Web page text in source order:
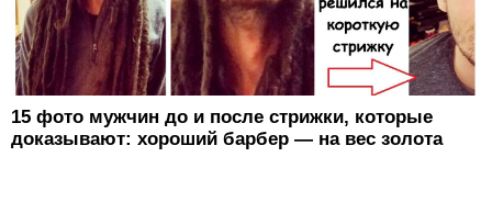
15 фото мужчин до и после стрижки, которые
доказывают: хороший барбер — на вес золота